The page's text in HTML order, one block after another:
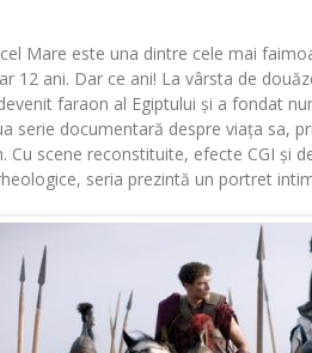
Mare este una dintre cele mai
12 ani. Dar ce ani! La vârsta de
faraon al Egiptului și a fondat
serie documentară despre viața sa,
Cu scene reconstituite, efecte CGI și
seria prezintă un portret